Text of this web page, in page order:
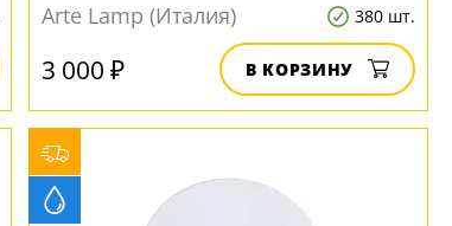
Arte Lamp (Италия)
380 шт.
3 000 ₽ В КОРЗИНУ